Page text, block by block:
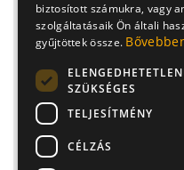
biztosított számukra, vagy
szolgáltatásaik Ön általi
gyűjtöttek össze.
SZÜKSÉGES
TELJESÍTMÉNY
CÉLZÁS